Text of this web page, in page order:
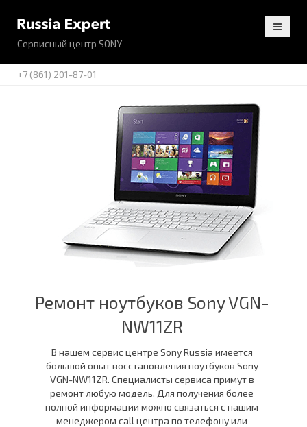
Сервисный центр SONY
+7 (861) 201-87-01
Ремонт ноутбуков Sony VGN-
NW11ZR
В нашем сервис центре Sony Russia имеется
большой опыт восстановления ноутбуков Sony
VGN-NW11ZR. Специалисты сервиса примут в
ремонт любую модель. Для получения более
полной информации можно связаться с нашим
менеджером call центра по телефону или